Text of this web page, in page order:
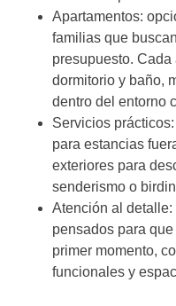
Apartamentos:
familias que
presupuesto.
dormitorio y baño,
dentro del entorno
Servicios
para estancias
exteriores para
senderismo o
Atención al
pensados para
primer momento,
funcionales y